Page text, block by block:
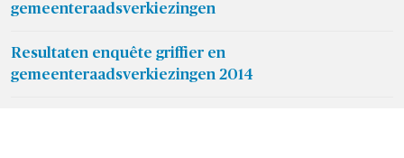
gemeenteraadsverkiezingen
Resultaten enquête griffier en
gemeenteraadsverkiezingen 2014